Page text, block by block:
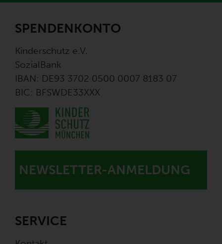
SPENDENKONTO
Kinderschutz e.V.
SozialBank
IBAN: DE93 3702 0500 0007 8183 07
BIC: BFSWDE33XXX
NEWSLETTER-ANMELDUNG
SERVICE